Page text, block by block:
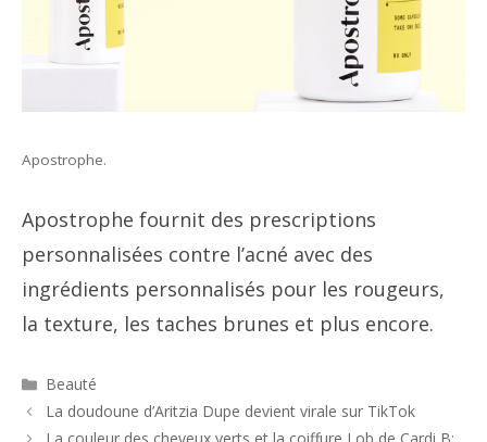
Apostrophe.
Apostrophe fournit des prescriptions
personnalisées contre l’acné avec des
ingrédients personnalisés pour les rougeurs,
la texture, les taches brunes et plus encore.
Catégories
Beauté
Navigation
des
La doudoune d’Aritzia Dupe devient virale sur TikTok